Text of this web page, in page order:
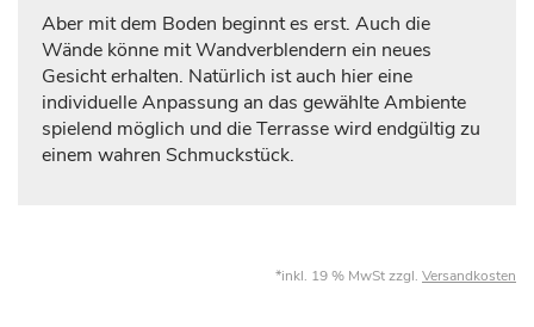
Aber mit dem Boden beginnt es erst. Auch die
Wände könne mit Wandverblendern ein neues
Gesicht erhalten. Natürlich ist auch hier eine
individuelle Anpassung an das gewählte Ambiente
spielend möglich und die Terrasse wird endgültig zu
einem wahren Schmuckstück.
*inkl. 19 % MwSt zzgl. Versandkosten